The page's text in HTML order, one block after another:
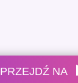
PRZEJDŹ NA